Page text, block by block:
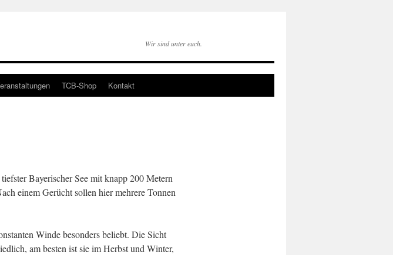
Wir sind unter euch.
TCB-Shop Kontakt
Bayerischer See mit knapp 200 Metern
einem Gerücht sollen hier mehrere Tonnen
Winde besonders beliebt. Die Sicht
am besten ist sie im Herbst und Winter,